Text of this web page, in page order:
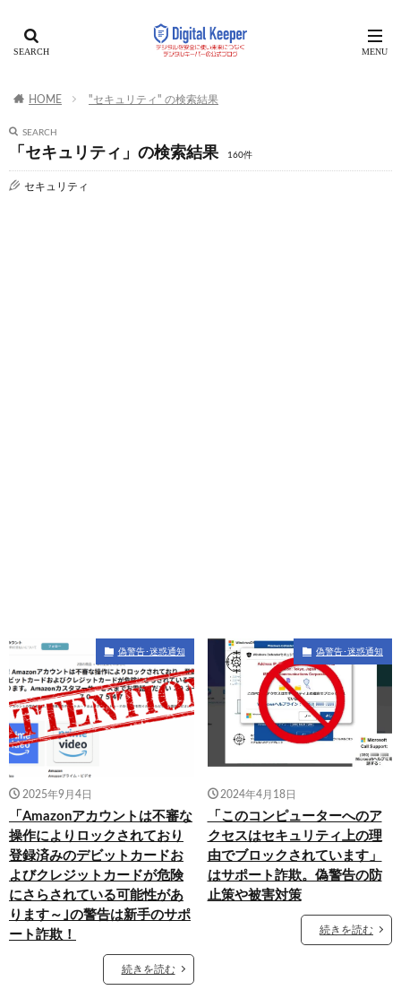
HOME "セキュリティ" の検索結果
SEARCH
「セキュリティ」の検索結果 160件
セキュリティ
偽警告･迷惑通知
2025年9月4日
「Amazonアカウントは不審な
操作によりロックされており
登録済みのデビットカードお
よびクレジットカードが危険
にさらされている可能性があ
ります～｣の警告は新手のサポ
ート詐欺！
続きを読む
偽警告･迷惑通知
2024年4月18日
「このコンピューターへのア
クセスはセキュリティ上の理
由でブロックされています」
はサポート詐欺。偽警告の防
止策や被害対策
続きを読む